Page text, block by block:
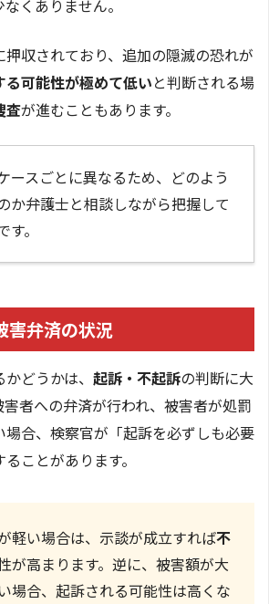
くありません。
収されており、追加の隠滅の恐れが
る可能性が極めて低いと判断される場
査が進むこともあります。
ースごとに異なるため、どのよう
か弁護士と相談しながら把握して
。
害弁済の状況
どうかは、 起訴・不起訴の判断に大
者への弁済が行われ、被害者が処罰
合、検察官が「起訴を必ずしも必要
ことがあります。
軽い場合は、示談が成立すれば不
が高まります。逆に、被害額が大
場合、起訴される可能性は高くな